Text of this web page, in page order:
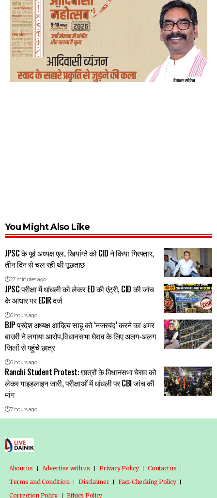
You Might Also Like
JPSC के पूर्व अध्यक्ष एल. खियांग्ते को CID ने किया गिरफ्तार,
तीन दिन से चल रही थी पूछताछ
27 minutes ago
JPSC परीक्षा में धांधली को लेकर ED की एंट्री, CID की जांच
के आधार पर ECIR दर्ज
6 hours ago
BJP प्रदेश अध्यक्ष आदित्य साहू को ‘नजरबंद’ करने का अमर
बाउरी ने लगाया आरोप,विधानसभा घेराव के लिए अलग-अलग
जिलों से पहुंचे छात्र
6 hours ago
Ranchi Student Protest: छात्रों के विधानसभा घेराव को
लेकर गाइडलाइन जारी, परीक्षाओं में धांधली पर CBI जांच की
मांग
7 hours ago
About us Advertise with us Privacy Policy
Contact us
Terms and Condition
Disclaimer
Fact-Checking Policy
Correction Policy
Ethics Policy